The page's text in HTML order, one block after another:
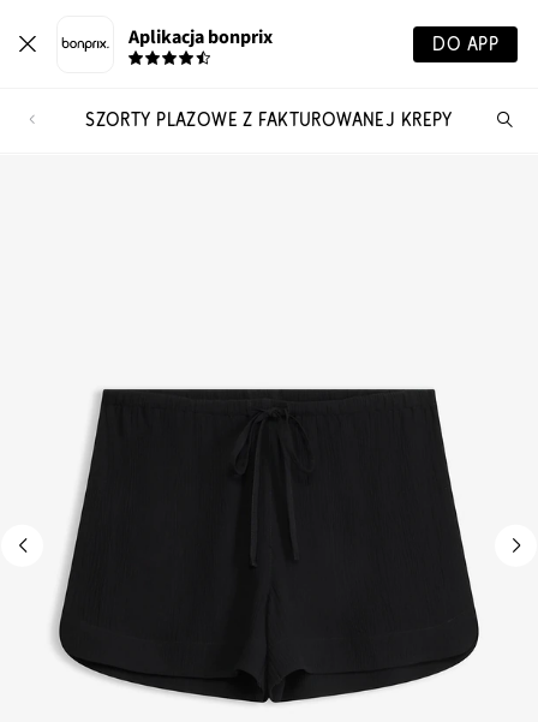
Aplikacja bonprix DO APP
SZORTY PLAŻOWE Z FAKTUROWANEJ KREPY